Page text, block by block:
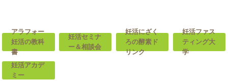
アラフォー
妊活の教科
書
妊活セミナ
ー＆相談会
妊活にざく
ろの酵素ド
リンク
妊活ファス
ティング大
学
妊活アカデ
ミー